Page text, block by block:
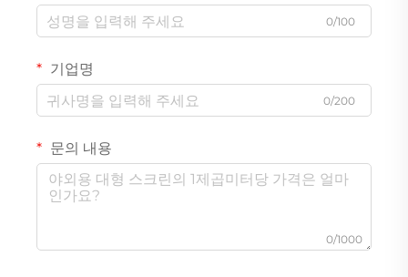
0/100
기업명
0/200
문의 내용
0/1000